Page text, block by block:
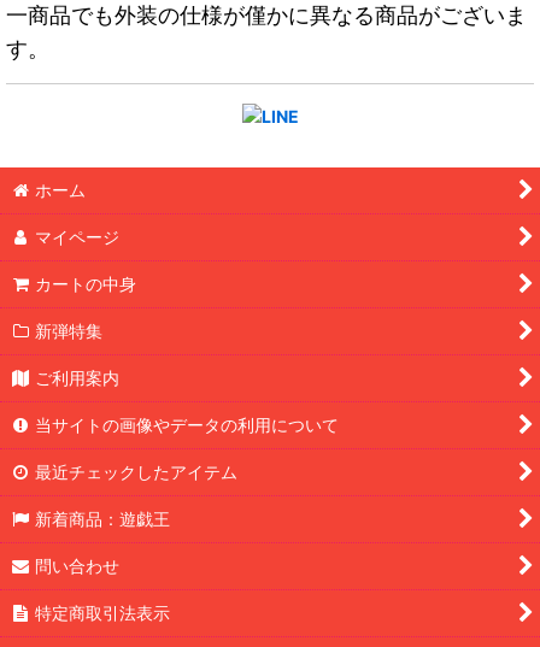
一商品でも外装の仕様が僅かに異なる商品がございま
す。
ホーム
マイページ
カートの中身
新弾特集
ご利用案内
当サイトの画像やデータの利用について
最近チェックしたアイテム
新着商品：遊戯王
問い合わせ
特定商取引法表示